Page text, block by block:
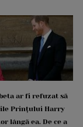
ar fi refuzat să
Prințului Harry
lângă ea. De ce a